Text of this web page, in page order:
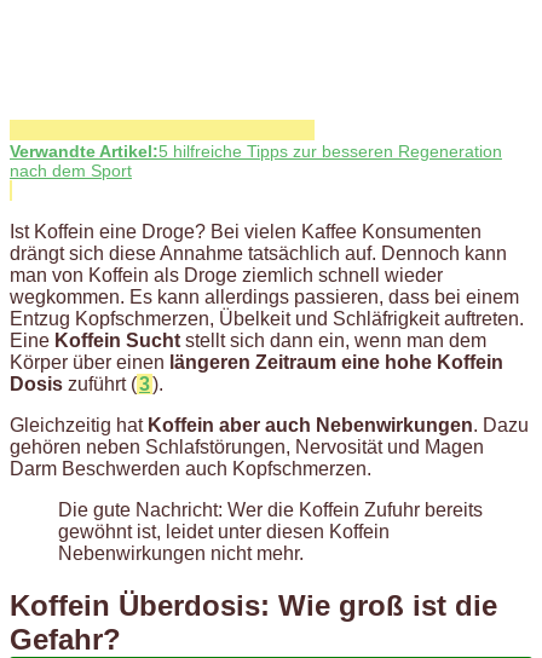
Verwandte Artikel:5 hilfreiche Tipps zur besseren Regeneration
nach dem Sport
Ist Koffein eine Droge? Bei vielen Kaffee Konsumenten
drängt sich diese Annahme tatsächlich auf. Dennoch kann
man von Koffein als Droge ziemlich schnell wieder
wegkommen. Es kann allerdings passieren, dass bei einem
Entzug Kopfschmerzen, Übelkeit und Schläfrigkeit auftreten.
Eine Koffein Sucht stellt sich dann ein, wenn man dem
Körper über einen längeren Zeitraum eine hohe Koffein
Dosis zuführt (3).
Gleichzeitig hat Koffein aber auch Nebenwirkungen. Dazu
gehören neben Schlafstörungen, Nervosität und Magen
Darm Beschwerden auch Kopfschmerzen.
Die gute Nachricht: Wer die Koffein Zufuhr bereits
gewöhnt ist, leidet unter diesen Koffein
Nebenwirkungen nicht mehr.
Koffein Überdosis: Wie groß ist die
Gefahr?